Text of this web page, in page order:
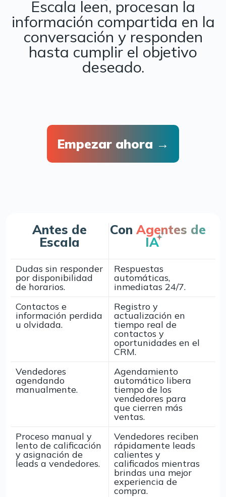
Escala leen, procesan la
información compartida en la
conversación y responden
hasta cumplir el objetivo
deseado.
Empezar ahora →
Antes de
Escala
ConAgentes de
IA
Dudas sin responder
por disponibilidad
de horarios.
Respuestas
automáticas,
inmediatas 24/7.
Contactos e
información perdida
u olvidada.
Registro y
actualización en
tiempo real de
contactos y
oportunidades en el
CRM.
Vendedores
agendando
manualmente.
Agendamiento
automático libera
tiempo de los
vendedores para
que cierren más
ventas.
Proceso manual y
lento de calificación
y asignación de
leads a vendedores.
Vendedores reciben
rápidamente leads
calientes y
calificados mientras
brindas una mejor
experiencia de
compra.